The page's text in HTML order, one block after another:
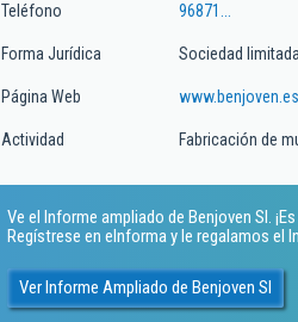
Teléfono 96871...
Forma Jurídica Sociedad limitada
Página Web www.benjoven.es
Actividad Fabricación de
Ve el Informe ampliado de Benjoven Sl.
Regístrese en eInforma y le regalamos el
Ver Informe Ampliado de Benjoven Sl